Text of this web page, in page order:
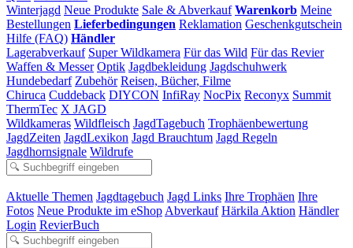
Winterjagd Neue Produkte Sale & Abverkauf Warenkorb Meine
Bestellungen Lieferbedingungen Reklamation Geschenkgutschein
Hilfe (FAQ) Händler
Lagerabverkauf Super Wildkamera Für das Wild Für das Revier
Waffen & Messer Optik Jagdbekleidung Jagdschuhwerk
Hundebedarf Zubehör Reisen, Bücher, Filme
Chiruca Cuddeback DIYCON InfiRay NocPix Reconyx Summit
ThermTec X JAGD
Wildkameras Wildfleisch JagdTagebuch Trophäenbewertung
JagdZeiten JagdLexikon Jagd Brauchtum Jagd Regeln
Jagdhornsignale Wildrufe
Aktuelle Themen Jagdtagebuch Jagd Links Ihre Trophäen Ihre
Fotos Neue Produkte im eShop Abverkauf Härkila Aktion Händler
Login RevierBuch